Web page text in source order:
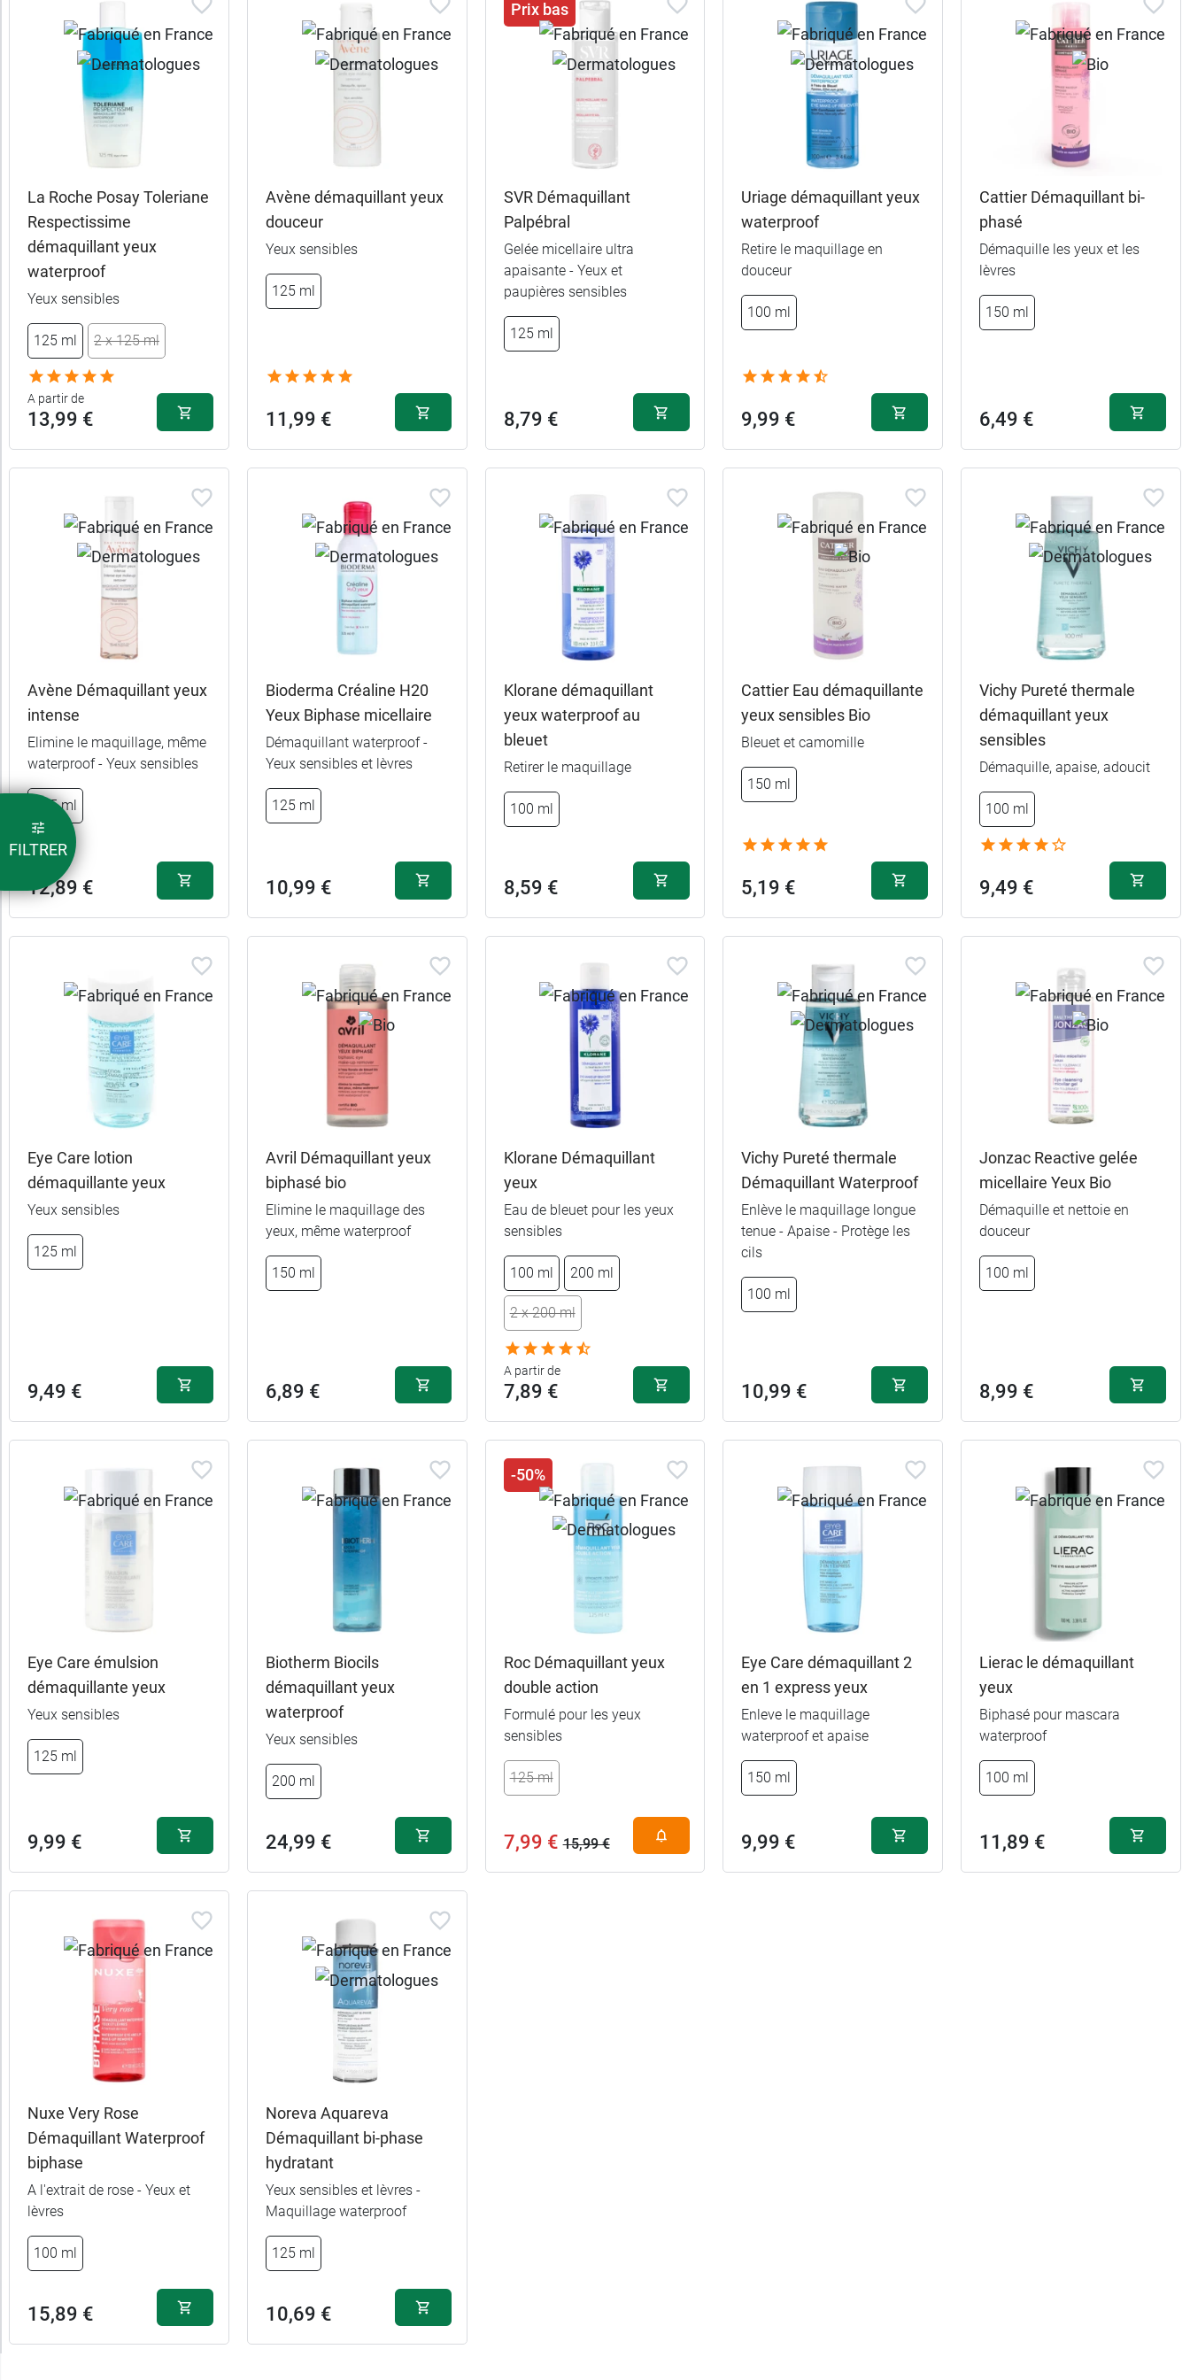
Par défaut
Gamme
Marques
Fabriqué
France
Caractéristiques
Recommandé
Texture
FILTRER
La Roche Posay Toleriane
Respectissime
démaquillant yeux
waterproof
Yeux sensibles
125 ml 2 x 125 ml
A partir de
13,99 €
125 ml
2 x 125 ml
Avène démaquillant yeux
douceur
Yeux sensibles
125 ml
11,99 €
Prix bas
SVR Démaquillant
Palpébral
Gelée micellaire ultra
apaisante - Yeux et
paupières sensibles
125 ml
8,79 €
Uriage démaquillant yeux
waterproof
Retire le maquillage en
douceur
100 ml
9,99 €
Cattier Démaquillant bi-
phasé
Démaquille les yeux et les
lèvres
150 ml
6,49 €
Avène Démaquillant yeux
intense
Elimine le maquillage, même
waterproof - Yeux sensibles
125 ml
12,89 €
Bioderma Créaline H20
Yeux Biphase micellaire
Démaquillant waterproof -
Yeux sensibles et lèvres
125 ml
10,99 €
Klorane démaquillant
yeux waterproof au
bleuet
Retirer le maquillage
100 ml
8,59 €
Cattier Eau démaquillante
yeux sensibles Bio
Bleuet et camomille
150 ml
5,19 €
Vichy Pureté thermale
démaquillant yeux
sensibles
Démaquille, apaise, adoucit
100 ml
9,49 €
Eye Care lotion
démaquillante yeux
Yeux sensibles
125 ml
9,49 €
Avril Démaquillant yeux
biphasé bio
Elimine le maquillage des
yeux, même waterproof
150 ml
6,89 €
Klorane Démaquillant
yeux
Eau de bleuet pour les yeux
sensibles
100 ml 200 ml
2 x 200 ml
A partir de
7,89 €
100 ml
2 x 200 ml 19,99 €
Vichy Pureté thermale
Démaquillant Waterproof
Enlève le maquillage longue
tenue - Apaise - Protège les
cils
100 ml
10,99 €
Jonzac Reactive gelée
micellaire Yeux Bio
Démaquille et nettoie en
douceur
100 ml
8,99 €
Eye Care émulsion
démaquillante yeux
Yeux sensibles
125 ml
9,99 €
Biotherm Biocils
démaquillant yeux
waterproof
Yeux sensibles
200 ml
24,99 €
-50%
Roc Démaquillant yeux
double action
Formulé pour les yeux
sensibles
125 ml
7,99 € 15,99 €
Eye Care démaquillant 2
en 1 express yeux
Enleve le maquillage
waterproof et apaise
150 ml
9,99 €
Lierac le démaquillant
yeux
Biphasé pour mascara
waterproof
100 ml
11,89 €
Nuxe Very Rose
Démaquillant Waterproof
biphase
A l'extrait de rose - Yeux et
lèvres
100 ml
15,89 €
Noreva Aquareva
Démaquillant bi-phase
hydratant
Yeux sensibles et lèvres -
Maquillage waterproof
125 ml
10,69 €